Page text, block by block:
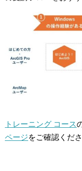
トレーニング コース
ページをご確認くださ